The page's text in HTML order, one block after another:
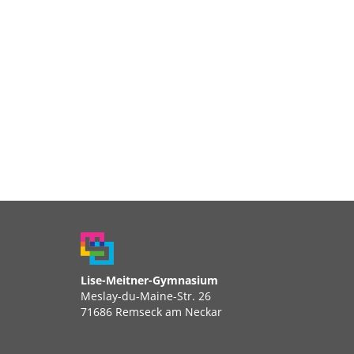
Lise-Meitner-Gymnasium
Meslay-du-Maine-Str. 26
71686 Remseck am Neckar